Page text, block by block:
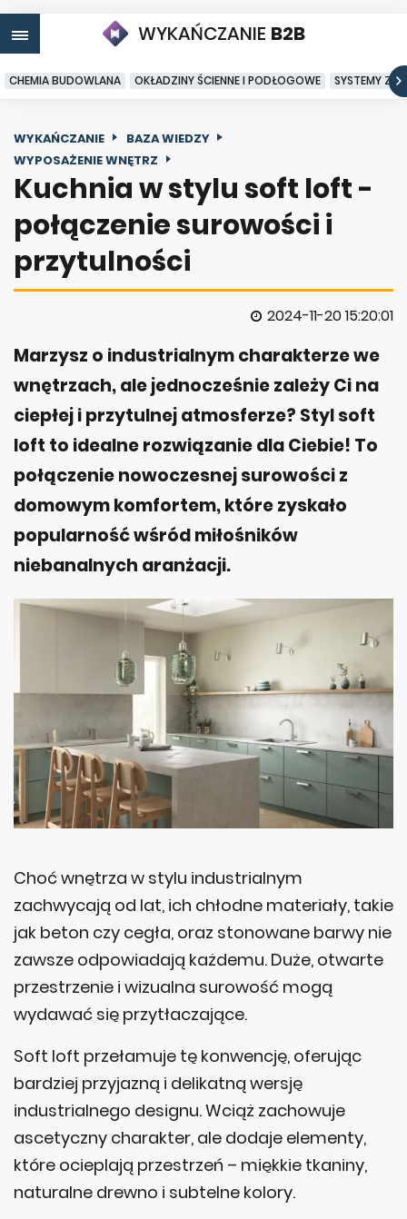
WYKAŃCZANIE B2B
CHEMIA BUDOWLANA OKŁADZINY ŚCIENNE I PODŁOGOWE SYSTEMY
WYKAŃCZANIE
BAZA WIEDZY
WYPOSAŻENIE WNĘTRZ
Kuchnia w stylu soft loft -
połączenie surowości i
przytulności
2024-11-20 15:20:01
Marzysz o industrialnym charakterze we
wnętrzach, ale jednocześnie zależy Ci na
ciepłej i przytulnej atmosferze? Styl soft
loft to idealne rozwiązanie dla Ciebie! To
połączenie nowoczesnej surowości z
domowym komfortem, które zyskało
popularność wśród miłośników
niebanalnych aranżacji.
Choć wnętrza w stylu industrialnym
zachwycają od lat, ich chłodne materiały, takie
jak beton czy cegła, oraz stonowane barwy nie
zawsze odpowiadają każdemu. Duże, otwarte
przestrzenie i wizualna surowość mogą
wydawać się przytłaczające.
Soft loft przełamuje tę konwencję, oferując
bardziej przyjazną i delikatną wersję
industrialnego designu. Wciąż zachowuje
ascetyczny charakter, ale dodaje elementy,
które ocieplają przestrzeń – miękkie tkaniny,
naturalne drewno i subtelne kolory.